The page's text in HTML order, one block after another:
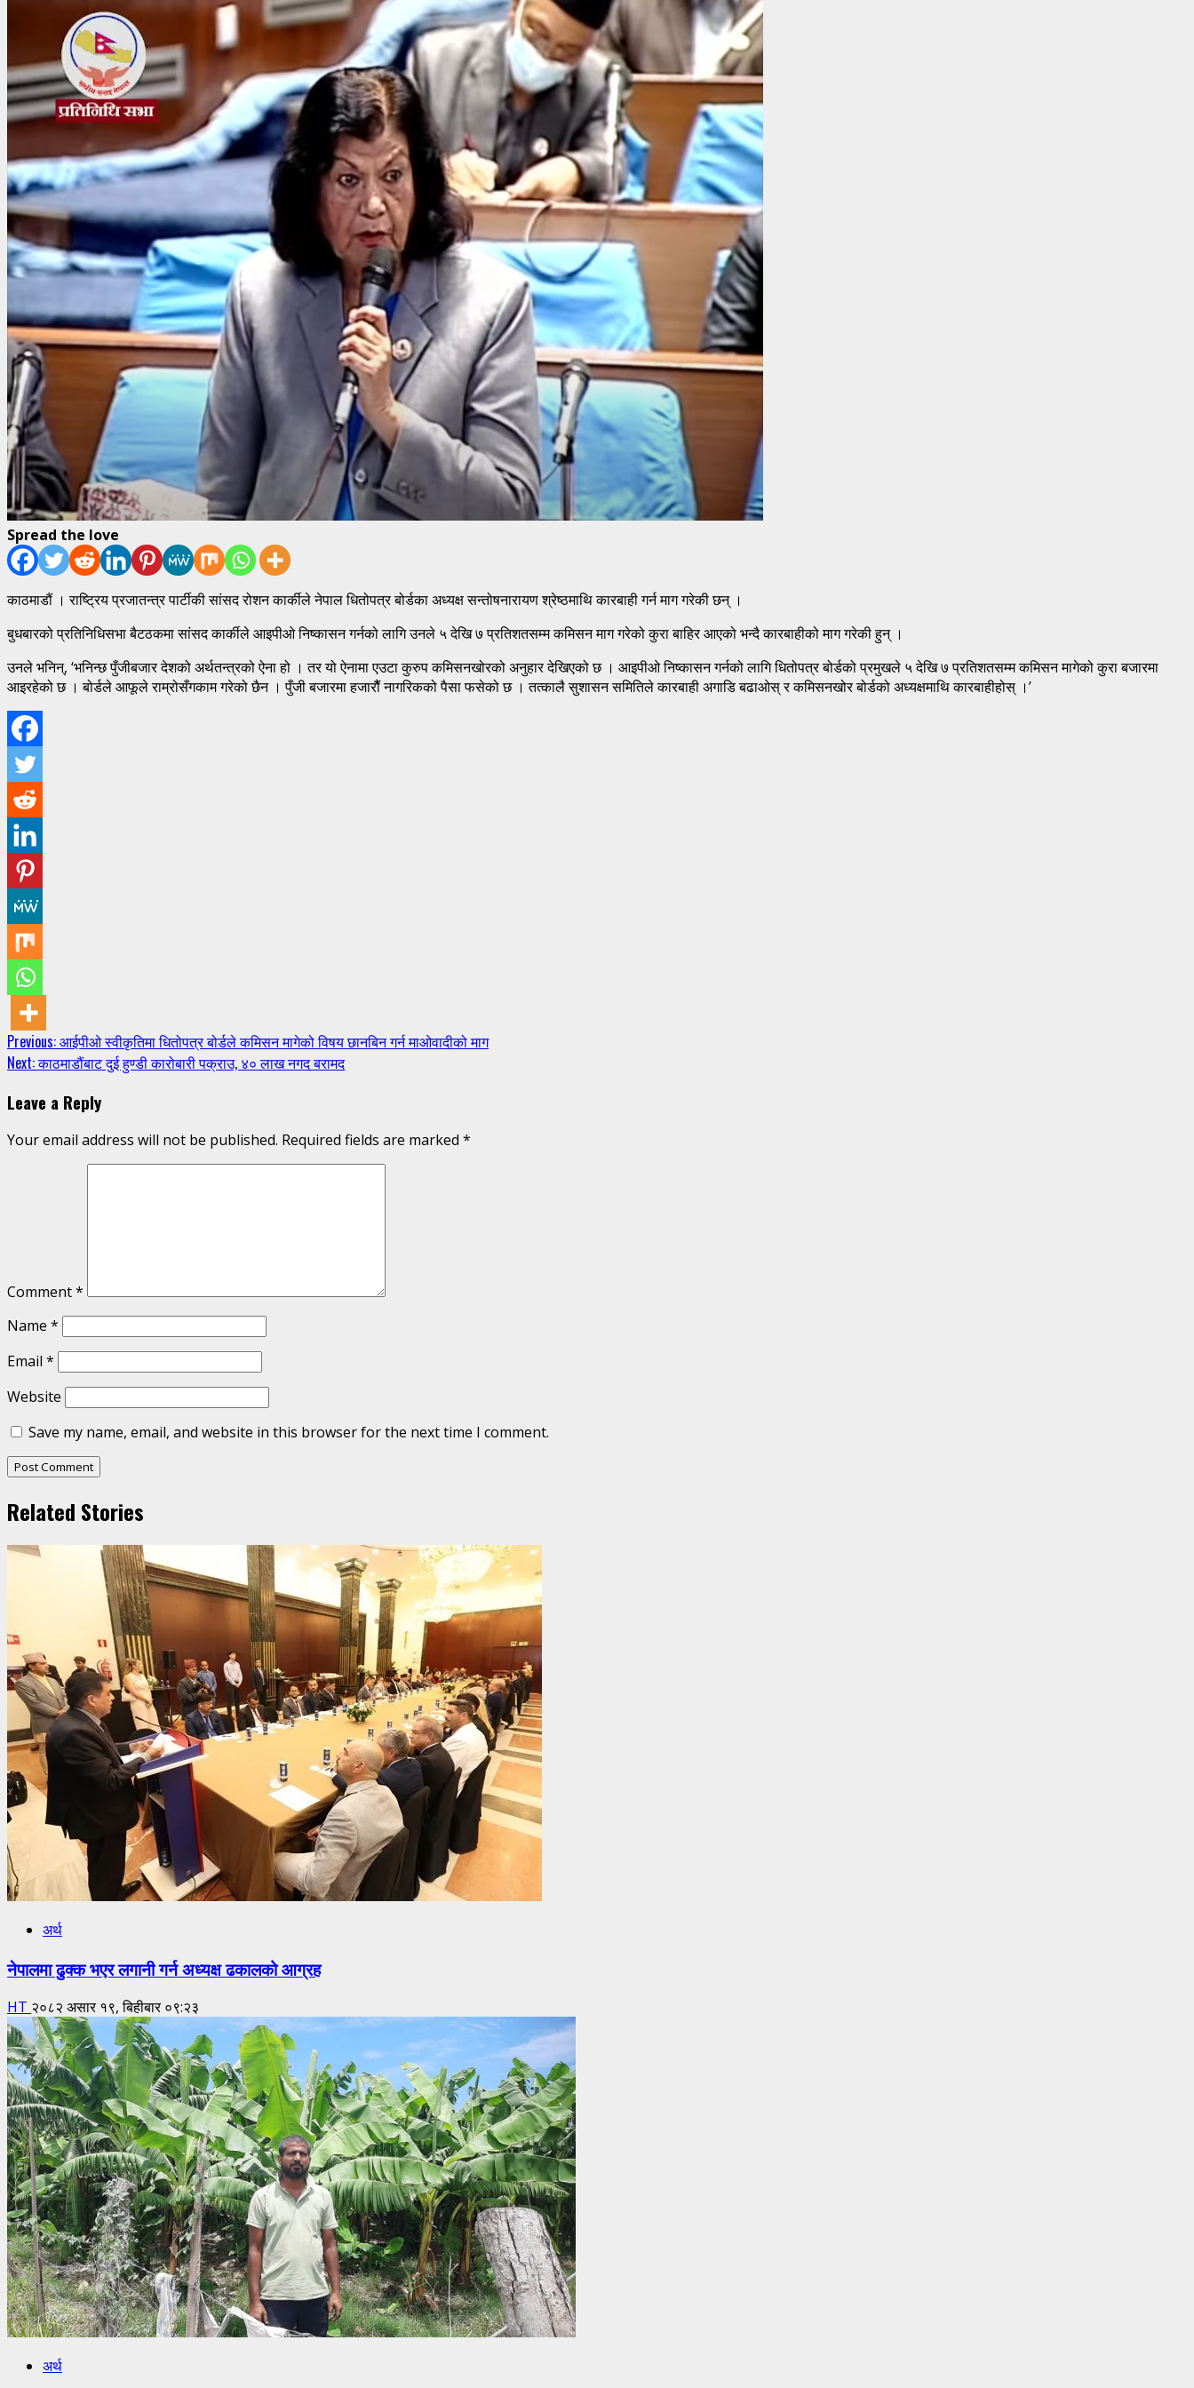
Spread the love
काठमाडौं । राष्ट्रिय प्रजातन्त्र पार्टीकी सांसद रोशन कार्कीले नेपाल धितोपत्र बोर्डका अध्यक्ष सन्तोषनारायण श्रेष्ठमाथि कारबाही गर्न माग गरेकी छन् ।
बुधबारको प्रतिनिधिसभा बैटठकमा सांसद कार्कीले आइपीओ निष्कासन गर्नको लागि उनले ५ देखि ७ प्रतिशतसम्म कमिसन माग गरेको कुरा बाहिर आएको भन्दै कारबाहीको माग गरेकी हुन् ।
उनले भनिन्, ‘भनिन्छ पुँजीबजार देशको अर्थतन्त्रको ऐना हो । तर यो ऐनामा एउटा कुरुप कमिसनखोरको अनुहार देखिएको छ । आइपीओ निष्कासन गर्नको लागि धितोपत्र बोर्डको प्रमुखले ५ देखि ७ प्रतिशतसम्म कमिसन मागेको कुरा बजारमा
आइरहेको छ । बोर्डले आफूले राम्रोसँगकाम गरेको छैन । पुँजी बजारमा हजारौैं नागरिकको पैसा फसेको छ । तत्कालै सुशासन समितिले कारबाही अगाडि बढाओस् र कमिसनखोर बोर्डको अध्यक्षमाथि कारबाहीहोस् ।’
Continue
Reading
Previous:आईपीओ स्वीकृतिमा धितोपत्र बोर्डले कमिसन मागेको विषय छानबिन गर्न माओवादीको माग
Next:काठमाडौंबाट दुई हुण्डी कारोबारी पक्राउ, ४० लाख नगद बरामद
Leave a Reply
Your email address will not be published. Required fields are marked *
Comment*
Name *
Email *
Website
Save my name, email, and website in this browser for the next time I comment.
Related Stories
अर्थ
नेपालमा ढुक्क भएर लगानी गर्न अध्यक्ष ढकालको आग्रह
HT २०८२ असार १९, बिहीबार ०९:२३
अर्थ